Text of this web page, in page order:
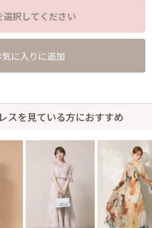
選択してください
気に入りに追加
スを見ている方におすすめ